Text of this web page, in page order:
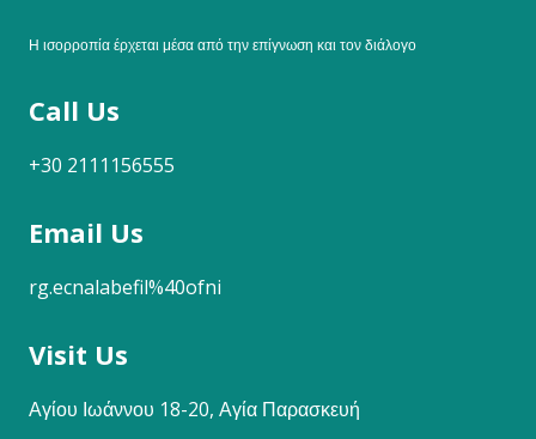
Η ισορροπία έρχεται μέσα από την επίγνωση και τον διάλογο
Call Us
+30 2111156555
Email Us
rg.ecnalabefil%40ofni
Visit Us
Αγίου Ιωάννου 18-20, Αγία Παρασκευή